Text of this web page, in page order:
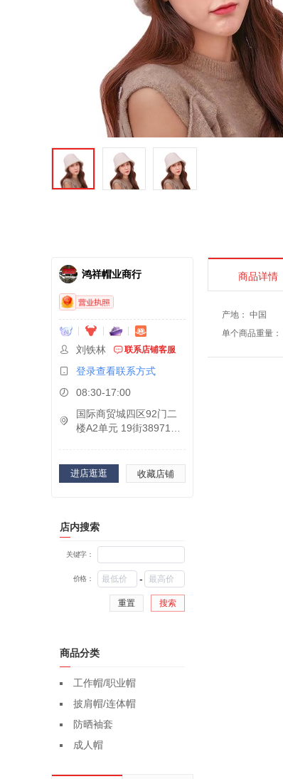
鸿祥帽业商行
刘铁林 联系店铺客服
登录查看联系方式
08:30-17:00
国际商贸城四区92门二
楼A2单元 19街38971A 3
进店逛逛 收藏店铺
店内搜索
关键字：
价格： -
重置 搜索
商品分类
工作帽/职业帽
披肩帽/连体帽
防晒袖套
成人帽
商品详情
产地 ： 中国
单个商品重量 ：